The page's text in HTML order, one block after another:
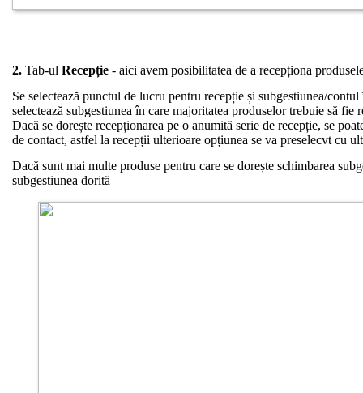
2. Tab-ul Recepție - aici avem posibilitatea de a recepționa
Se selectează punctul de lucru pentru recepție și subgestiunea/
selectează subgestiunea în care majoritatea produselor trebuie să
Dacă se dorește recepționarea pe o anumită serie de recepție, se
de contact, astfel la recepții ulterioare opțiunea se va preselecvt cu
Dacă sunt mai multe produse pentru care se dorește schimbarea
subgestiunea dorită